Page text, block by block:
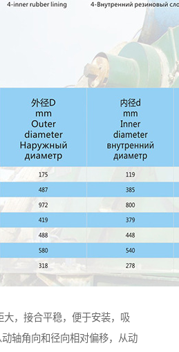
，接合平稳，便于安装，吸
轴角向和径向相对偏移，从动